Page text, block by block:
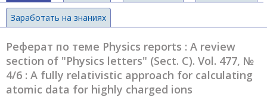
Заработать на знаниях
Реферат по теме Physics reports : A review
section of "Physics letters" (Sect. C). Vol. 477, №
4/6 : A fully relativistic approach for calculating
atomic data for highly charged ions